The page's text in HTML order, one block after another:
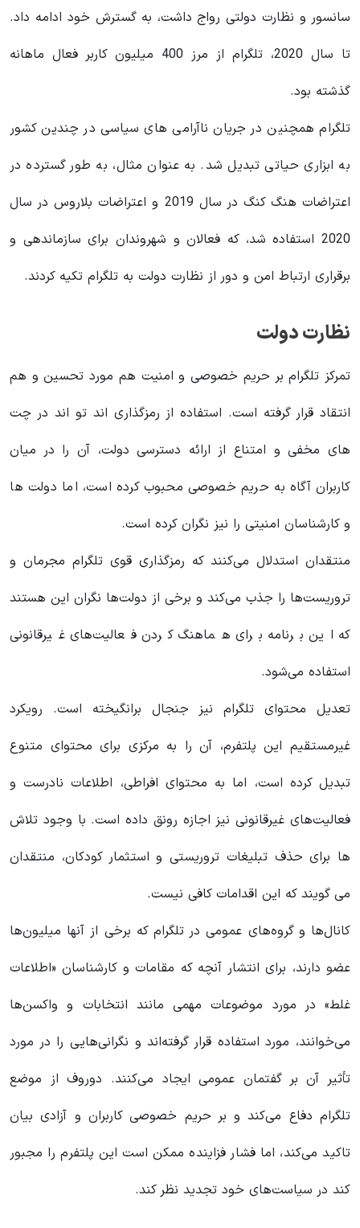
سانسور و نظارت دولتی رواج داشت، به گسترش خود ادامه داد.
تا سال 2020، تلگرام از مرز 400 میلیون کاربر فعال ماهانه
گذشته بود.
تلگرام همچنین در جریان ناآرامی های سیاسی در چندین کشور
به ابزاری حیاتی تبدیل شد. به عنوان مثال، به طور گسترده در
اعتراضات هنگ کنگ در سال 2019 و اعتراضات بلاروس در سال
2020 استفاده شد، که فعالان و شهروندان برای سازماندهی و
برقراری ارتباط امن و دور از نظارت دولت به تلگرام تکیه کردند.
نظارت دولت
تمرکز تلگرام بر حریم خصوصی و امنیت هم مورد تحسین و هم
انتقاد قرار گرفته است. استفاده از رمزگذاری اند تو اند در چت
های مخفی و امتناع از ارائه دسترسی دولت، آن را در میان
کاربران آگاه به حریم خصوصی محبوب کرده است، اما دولت ها
و کارشناسان امنیتی را نیز نگران کرده است.
منتقدان استدلال می‌کنند که رمزگذاری قوی تلگرام مجرمان و
تروریست‌ها را جذب می‌کند و برخی از دولت‌ها نگران این هستند
که این برنامه برای هماهنگ کردن فعالیت‌های غیرقانونی
استفاده می‌شود.
تعدیل محتوای تلگرام نیز جنجال برانگیخته است. رویکرد
غیرمستقیم این پلتفرم، آن را به مرکزی برای محتوای متنوع
تبدیل کرده است، اما به محتوای افراطی، اطلاعات نادرست و
فعالیت‌های غیرقانونی نیز اجازه رونق داده است. با وجود تلاش
ها برای حذف تبلیغات تروریستی و استثمار کودکان، منتقدان
می گویند که این اقدامات کافی نیست.
کانال‌ها و گروه‌های عمومی در تلگرام که برخی از آنها میلیون‌ها
عضو دارند، برای انتشار آنچه که مقامات و کارشناسان «اطلاعات
غلط» در مورد موضوعات مهمی مانند انتخابات و واکسن‌ها
می‌خوانند، مورد استفاده قرار گرفته‌اند و نگرانی‌هایی را در مورد
تأثیر آن بر گفتمان عمومی ایجاد می‌کنند. دوروف از موضع
تلگرام دفاع می‌کند و بر حریم خصوصی کاربران و آزادی بیان
تاکید می‌کند، اما فشار فزاینده ممکن است این پلتفرم را مجبور
کند در سیاست‌های خود تجدید نظر کند.